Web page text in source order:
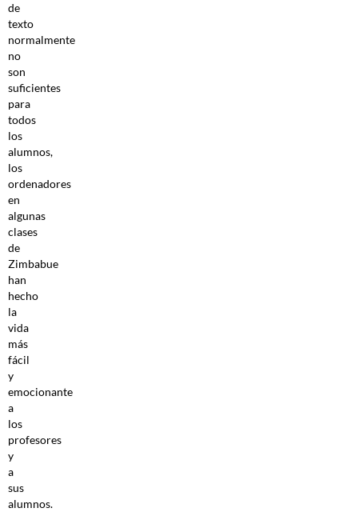
de
texto
normalmente
no
son
suficientes
para
todos
los
alumnos,
los
ordenadores
en
algunas
clases
de
Zimbabue
han
hecho
la
vida
más
fácil
y
emocionante
a
los
profesores
y
a
sus
alumnos.